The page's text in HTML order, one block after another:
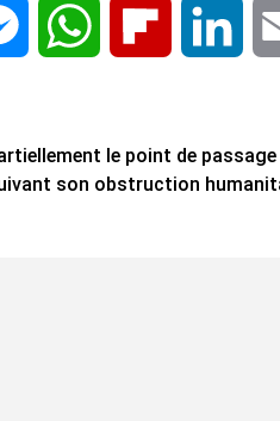
MessengerWhatsApp Flipboard
le point de passage
son obstruction